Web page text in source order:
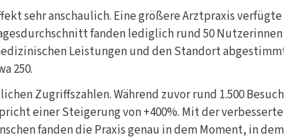
sehr anschaulich. Eine größere Arztpraxis
fanden lediglich rund 50
Leistungen und den Standort
250.
Zugriffszahlen. Während zuvor rund 1.500
einer Steigerung von +400%. Mit der
fanden die Praxis genau in dem Moment, in